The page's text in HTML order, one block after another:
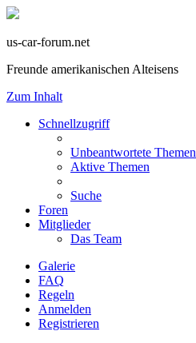
us-car-forum.net
Freunde amerikanischen Alteisens
Zum Inhalt
Schnellzugriff
Unbeantwortete Themen
Aktive Themen
Suche
Foren
Mitglieder
Das Team
Galerie
FAQ
Regeln
Anmelden
Registrieren